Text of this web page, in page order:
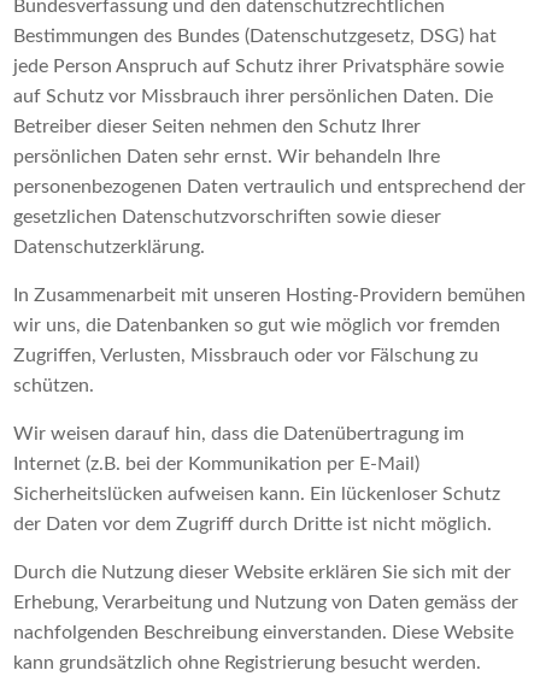
Bundesverfassung und den datenschutzrechtlichen
Bestimmungen des Bundes (Datenschutzgesetz, DSG) hat
jede Person Anspruch auf Schutz ihrer Privatsphäre sowie
auf Schutz vor Missbrauch ihrer persönlichen Daten. Die
Betreiber dieser Seiten nehmen den Schutz Ihrer
persönlichen Daten sehr ernst. Wir behandeln Ihre
personenbezogenen Daten vertraulich und entsprechend der
gesetzlichen Datenschutzvorschriften sowie dieser
Datenschutzerklärung.
In Zusammenarbeit mit unseren Hosting-Providern bemühen
wir uns, die Datenbanken so gut wie möglich vor fremden
Zugriffen, Verlusten, Missbrauch oder vor Fälschung zu
schützen.
Wir weisen darauf hin, dass die Datenübertragung im
Internet (z.B. bei der Kommunikation per E-Mail)
Sicherheitslücken aufweisen kann. Ein lückenloser Schutz
der Daten vor dem Zugriff durch Dritte ist nicht möglich.
Durch die Nutzung dieser Website erklären Sie sich mit der
Erhebung, Verarbeitung und Nutzung von Daten gemäss der
nachfolgenden Beschreibung einverstanden. Diese Website
kann grundsätzlich ohne Registrierung besucht werden.